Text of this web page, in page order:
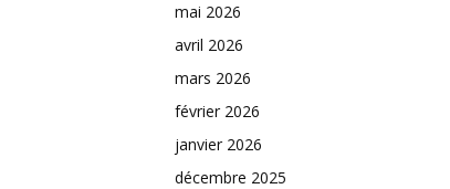
mai 2026
avril 2026
mars 2026
février 2026
janvier 2026
décembre 2025